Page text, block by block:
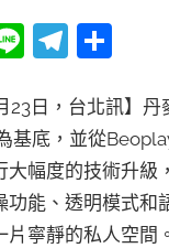
Line 分
月23日，台北訊】
基底，並從
大幅度的技術升
功能、透明模式和
片寧靜的私人空間。